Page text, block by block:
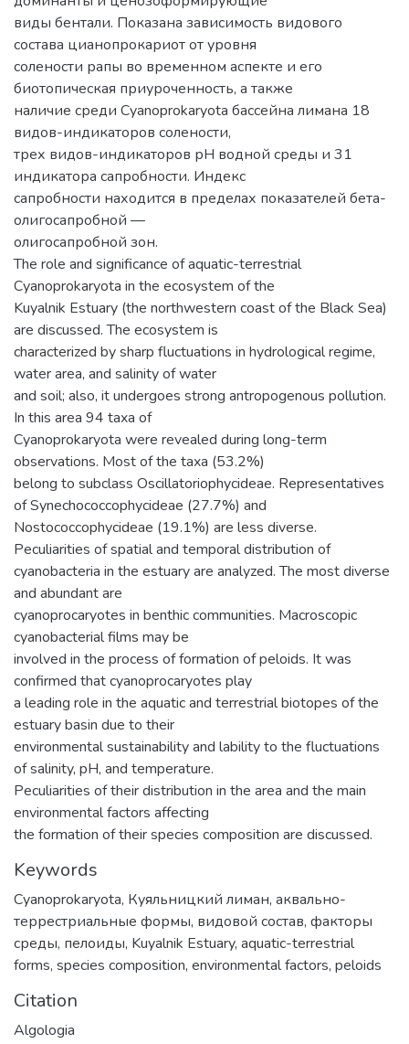
виды бентали. Показана зависимость видового
состава цианопрокариот от уровня
солености рапы во временном аспекте и его
биотопическая приуроченность, а также
наличие среди Сyanoprokaryota бассейна лимана 18
видов-индикаторов солености,
трех видов-индикаторов рН водной среды и 31
индикатора сапробности. Индекс
сапробности находится в пределах показателей бета-
олигосапробной —
олигосапробной зон.
The role and significance of aquatic-terrestrial
Cyanoprokaryota in the ecosystem of the
Kuyalnik Estuary (the northwestern coast of the Black Sea)
are discussed. The ecosystem is
characterized by sharp fluctuations in hydrological regime,
water area, and salinity of water
and soil; also, it undergoes strong antropogenous pollution.
In this area 94 taxa of
Cyanoprokaryota were revealed during long-term
observations. Most of the taxa (53.2%)
belong to subclass Oscillatoriophycideae. Representatives
of Synechococcophycideae (27.7%) and
Nostococcophycideae (19.1%) are less diverse.
Peculiarities of spatial and temporal distribution of
cyanobacteria in the estuary are analyzed. The most diverse
and abundant are
cyanoprocaryotes in benthic communities. Macroscopic
cyanobacterial films may be
involved in the process of formation of peloids. It was
confirmed that cyanoprocaryotes play
a leading role in the aquatic and terrestrial biotopes of the
estuary basin due to their
environmental sustainability and lability to the fluctuations
of salinity, pH, and temperature.
Peculiarities of their distribution in the area and the main
environmental factors affecting
the formation of their species composition are discussed.
Keywords
Cyanoprokaryota, Куяльницкий лиман, аквально-
террестриальные формы, видовой состав, факторы
среды, пелоиды, Kuyalnik Estuary, aquatic-terrestrial
forms, species composition, environmental factors, peloids
Citation
Аlgologia